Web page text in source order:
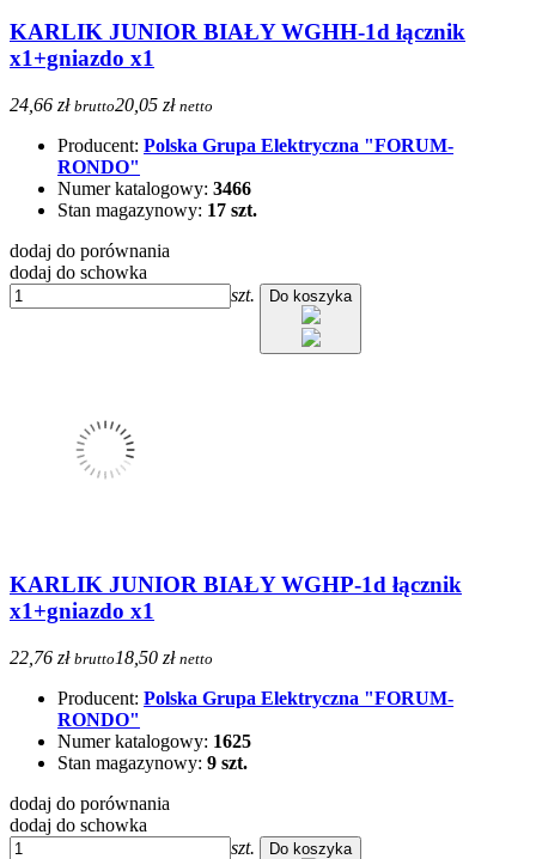
KARLIK JUNIOR BIAŁY WGHH-1d łącznik
x1+gniazdo x1
24,66 zł brutto20,05 zł netto
Producent: Polska Grupa Elektryczna "FORUM-
RONDO"
Numer katalogowy: 3466
Stan magazynowy: 17 szt.
dodaj do porównania
dodaj do schowka
szt.
Do koszyka
KARLIK JUNIOR BIAŁY WGHP-1d łącznik
x1+gniazdo x1
22,76 zł brutto 18,50 zł netto
Producent: Polska Grupa Elektryczna "FORUM-
RONDO"
Numer katalogowy: 1625
Stan magazynowy: 9 szt.
dodaj do porównania
dodaj do schowka
szt.
Do koszyka